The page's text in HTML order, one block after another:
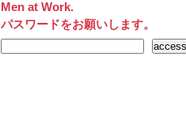
Men at Work.
パスワードをお願いします。